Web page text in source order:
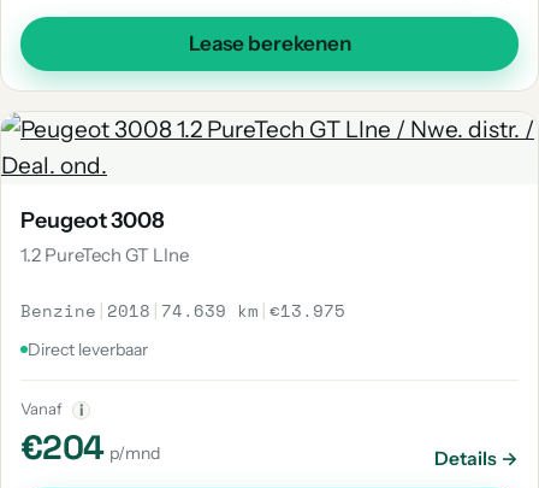
Lease berekenen
Peugeot 3008
1.2 PureTech GT LIne
Benzine | 2018 | 74.639 km |€13.975
Direct leverbaar
Vanaf i
€204 p/mnd Details →